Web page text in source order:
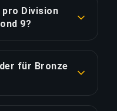
für 20%
Division
9?
Gesamt:
für Bronze